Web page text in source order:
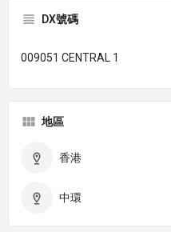
DX號碼
009051 CENTRAL 1
地區
香港
中環